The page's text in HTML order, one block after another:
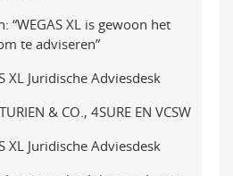
“WEGAS XL is gewoon het
te adviseren”
XL Juridische Adviesdesk
& CO., 4SURE EN VCSW
XL Juridische Adviesdesk